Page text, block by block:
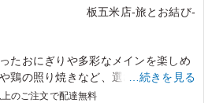
板五米店-旅とお結び-
たおにぎりや多彩なメインを楽しめ
鶏の照り焼きなど、選び抜かれた料
焼きや肉団子も添えられ、ランチや
…続きを見る
上のご注文で配達無料